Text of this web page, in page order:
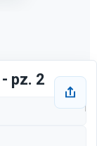
pz. 2